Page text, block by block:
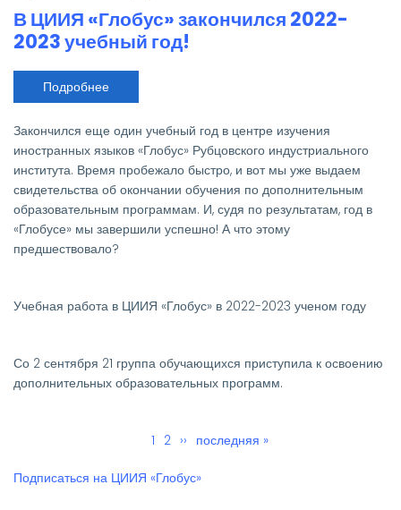
В ЦИИЯ «Глобус» закончился 2022-
2023 учебный год!
Подробнее
В
«Глобус»
закончился
2022-
учебный
год!
Закончился еще один учебный год в центре изучения
иностранных языков «Глобус» Рубцовского индустриального
института. Время пробежало быстро, и вот мы уже выдаем
свидетельства об окончании обучения по дополнительным
образовательным программам. И, судя по результатам, год в
«Глобусе» мы завершили успешно! А что этому
предшествовало?
Учебная работа в ЦИИЯ «Глобус» в 2022-2023 ученом году
Со 2 сентября 21 группа обучающихся приступила к освоению
дополнительных образовательных программ.
Текущая
1 Page
2 Следующая
›› Последняя
последняя »
Подписаться на ЦИИЯ «Глобус»